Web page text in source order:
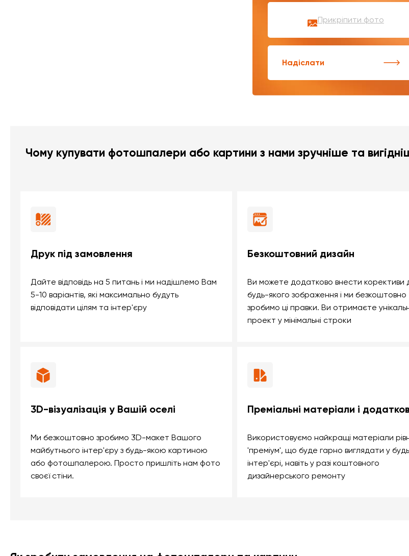
Прикріпити фото
Надіслати
Чому купувати фотошпалери або картини з нами зручніше та
Друк під замовлення
Дайте відповідь на 5 питань і ми надішлемо Вам
5-10 варіантів, які максимально будуть
відповідати цілям та інтер'єру
Безкоштовний дизайн
Ви можете додатково внести корективи
будь-якого зображення і ми безкоштовно
зробимо ці правки. Ви отримаєте
проект у мінімальні строки
3D-візуалізація у Вашій оселі
Ми безкоштовно зробимо 3D-макет Вашого
майбутнього інтер'єру з будь-якою картиною
або фотошпалерою. Просто пришліть нам фото
своєї стіни.
Преміальні матеріали і
Використовуємо найкращі матеріали
'преміум', що буде гарно виглядати у
інтер'єрі, навіть у разі коштовного
дизайнерського ремонту